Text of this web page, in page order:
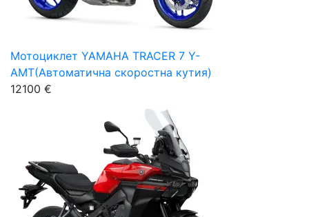
Мотоциклет YAMAHA TRACER 7 Y-
AMT(Автоматична скоростна кутия)
12100 €